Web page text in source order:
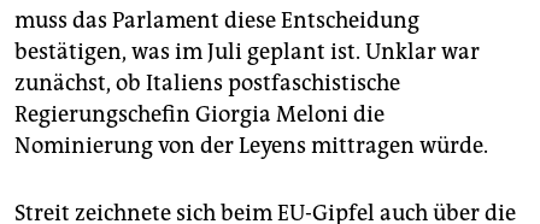
muss das Parlament diese Entscheidung
bestätigen, was im Juli geplant ist. Unklar war
zunächst, ob Italiens postfaschistische
Regierungschefin Giorgia Meloni die
Nominierung von der Leyens mittragen würde.
Streit zeichnete sich beim EU-Gipfel auch über die